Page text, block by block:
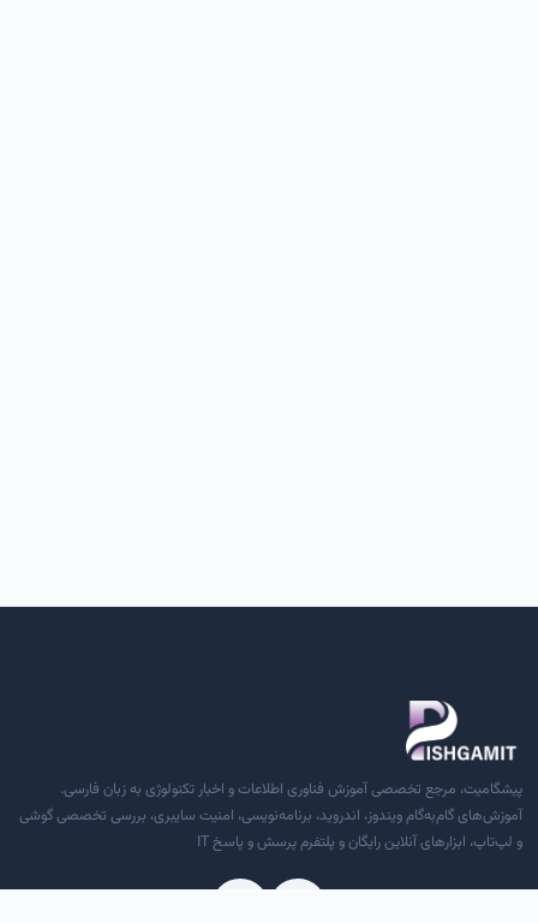
پیشگامیت، مرجع تخصصی آموزش فناوری اطلاعات و اخبار تکنولوژی به زبان فارسی.
آموزش‌های گام‌به‌گام ویندوز، اندروید، برنامه‌نویسی، امنیت سایبری، بررسی تخصصی گوشی
و لپ‌تاپ، ابزارهای آنلاین رایگان و پلتفرم پرسش و پاسخ IT